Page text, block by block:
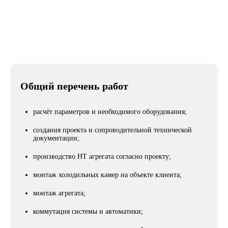
Общий перечень работ
расчёт параметров и необходимого оборудования;
создания проекта и сопроводительной технической
документации;
производство НТ агрегата согласно проекту;
монтаж холодильных камер на объекте клиента;
монтаж агрегата;
коммутация системы и автоматики;